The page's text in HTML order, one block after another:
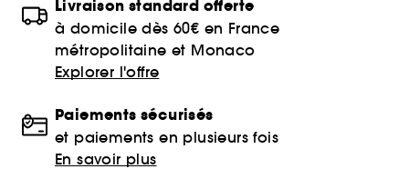
Livraison standard offerte
à domicile dès 60€ en France
métropolitaine et Monaco
Explorer l'offre
Paiements sécurisés
et paiements en plusieurs fois
En savoir plus